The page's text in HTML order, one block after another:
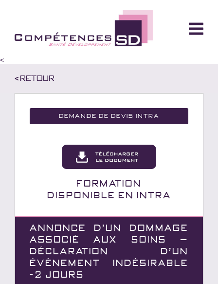
<
< Retour
Demande de devis Intra
Formation
Disponible en INTRA
ANNONCE D'UN DOMMAGE
ASSOCIÉ AUX SOINS –
DÉCLARATION D'UN
ÉVÈNEMENT INDÉSIRABLE
-2 JOURS